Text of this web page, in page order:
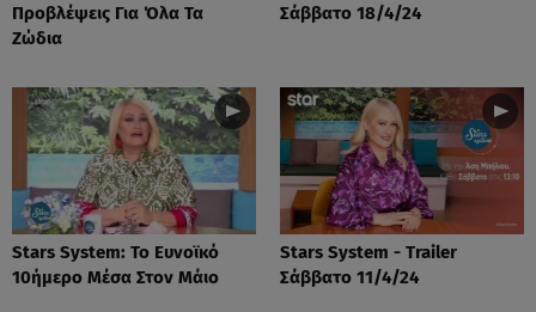
Προβλέψεις Για Όλα Τα
Ζώδια
Σάββατο 18/4/24
Stars System: Το Ευνοϊκό
10ήμερο Μέσα Στον Μάιο
Stars System - Trailer
Σάββατο 11/4/24